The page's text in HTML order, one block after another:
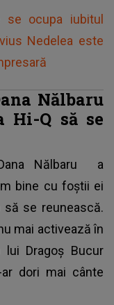
ocupa iubitul
Nedelea este
Nălbaru
Hi-Q să se
Nălbaru
a
bine cu foștii ei
se reunească.
mai activează în
Dragoș Bucur
dori mai cânte